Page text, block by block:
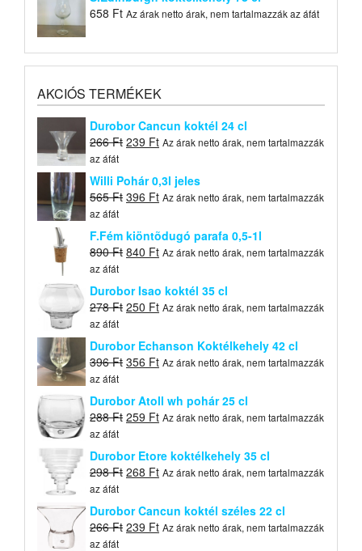
658 Ft Az árak netto árak, nem tartalmazzák az áfát
AKCIÓS TERMÉKEK
Durobor Cancun koktél 24 cl
266Ft Original
was:
266 Ft.
239 FtCurrent
is:
239 Ft.
Az árak netto árak, nem tartalmazzák
az áfát
Willi Pohár 0,3l jeles
565Ft Original
was:
565 Ft.
396 FtCurrent
is:
396 Ft.
Az árak netto árak, nem tartalmazzák
az áfát
F.Fém kiöntõdugó parafa 0,5-1l
890Ft Original
was:
890 Ft.
840 FtCurrent
is:
840 Ft.
Az árak netto árak, nem tartalmazzák
az áfát
Durobor Isao koktél 35 cl
278Ft Original
was:
278 Ft.
250 FtCurrent
250 Ft.
Az árak netto árak, nem tartalmazzák
az áfát
Durobor Echanson Koktélkehely 42 cl
396Ft Original
was:
396 Ft.
356 FtCurrent
is:
356 Ft.
Az árak netto árak, nem tartalmazzák
az áfát
Durobor Atoll wh pohár 25 cl
288Ft Original
was:
288 Ft.
259 FtCurrent
259 Ft.
Az árak netto árak, nem tartalmazzák
az áfát
Durobor Etore koktélkehely 35 cl
298Ft Original
was:
298 Ft.
268 FtCurrent
268 Ft.
Az árak netto árak, nem tartalmazzák
az áfát
Durobor Cancun koktél széles 22 cl
266Ft Original
239 FtCurrent
Az árak netto árak, nem tartalmazzák
az áfát